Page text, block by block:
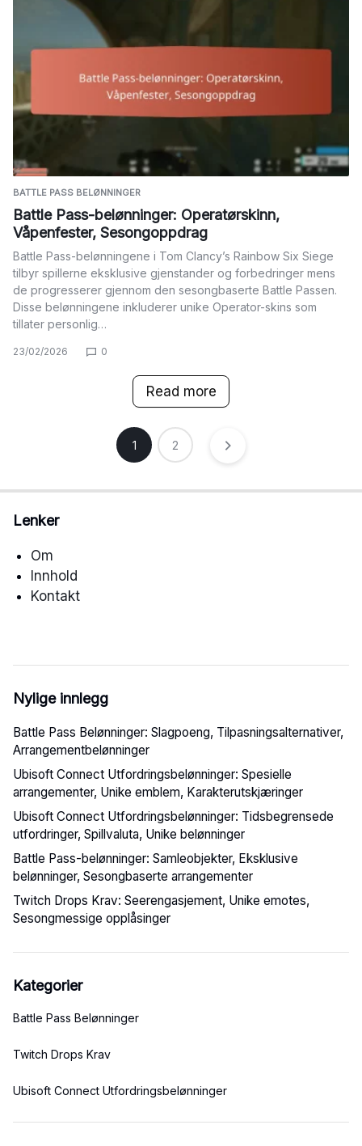
BATTLE PASS BELØNNINGER
Battle Pass-belønninger: Operatørskinn,
Våpenfester, Sesongoppdrag
Battle Pass-belønningene i Tom Clancy’s Rainbow Six Siege
tilbyr spillerne eksklusive gjenstander og forbedringer mens
de progresserer gjennom den sesongbaserte Battle Passen.
Disse belønningene inkluderer unike Operator-skins som
tillater personlig…
23/02/2026 0
Read more
Posts
pagination
1 2
Lenker
Om
Innhold
Kontakt
Nylige innlegg
Battle Pass Belønninger: Slagpoeng, Tilpasningsalternativer,
Arrangementbelønninger
Ubisoft Connect Utfordringsbelønninger: Spesielle
arrangementer, Unike emblem, Karakterutskjæringer
Ubisoft Connect Utfordringsbelønninger: Tidsbegrensede
utfordringer, Spillvaluta, Unike belønninger
Battle Pass-belønninger: Samleobjekter, Eksklusive
belønninger, Sesongbaserte arrangementer
Twitch Drops Krav: Seerengasjement, Unike emotes,
Sesongmessige opplåsinger
Kategorier
Battle Pass Belønninger
Twitch Drops Krav
Ubisoft Connect Utfordringsbelønninger